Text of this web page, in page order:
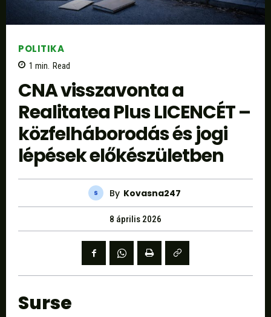
POLITIKA
1 min. Read
CNA visszavonta a
Realitatea Plus LICENCÉT –
közfelháborodás és jogi
lépések előkészületben
By Kovasna247
8 április 2026
Surse